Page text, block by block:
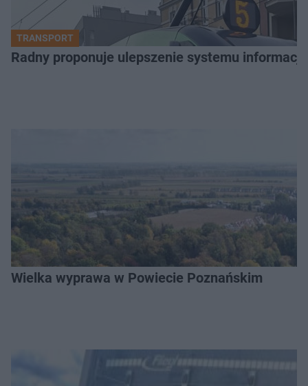
TRANSPORT
Radny proponuje ulepszenie systemu
Wielka wyprawa w Powiecie Poznańskim